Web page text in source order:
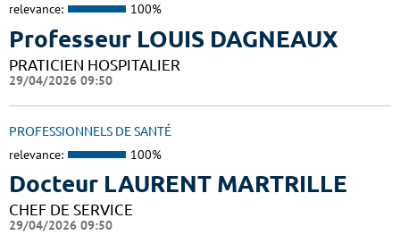
relevance: 100%
Professeur LOUIS DAGNEAUX
PRATICIEN HOSPITALIER
29/04/2026 09:50
PROFESSIONNELS DE SANTÉ
relevance: 100%
Docteur LAURENT MARTRILLE
CHEF DE SERVICE
29/04/2026 09:50